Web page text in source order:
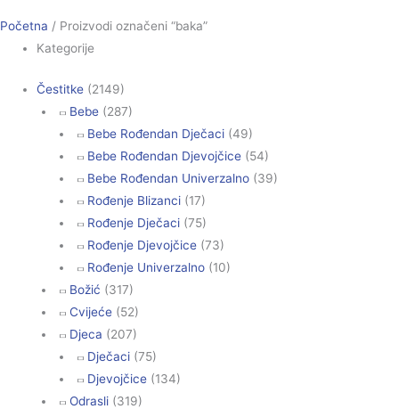
Početna / Proizvodi označeni “baka”
Kategorije
Čestitke (2149)
Bebe (287)
Bebe Rođendan Dječaci (49)
Bebe Rođendan Djevojčice (54)
Bebe Rođendan Univerzalno (39)
Rođenje Blizanci (17)
Rođenje Dječaci (75)
Rođenje Djevojčice (73)
Rođenje Univerzalno (10)
Božić (317)
Cvijeće (52)
Djeca (207)
Dječaci (75)
Djevojčice (134)
Odrasli (319)